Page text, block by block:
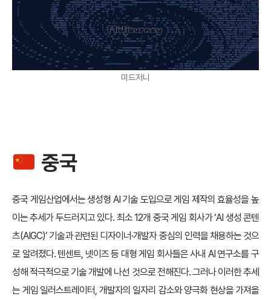
미드저니
중국
중국 게임산업에서는 생성형 AI 기술 도입으로 게임 제작의 효율성을 높
이는 추세가 두드러지고 있다. 최소 12개 중국 게임 회사가 ‘AI 생성 콘텐
츠(AIGC)’ 기술과 관련된 디자이너·개발자 중심의 인력을 채용하는 것으
로 알려졌다. 텐센트, 넷이즈 등 대형 게임 회사들은 사내 AI 연구소를 구
성해 적극적으로 기술 개발에 나선 것으로 전해진다. 그러나 이러한 추세
는 게임 일러스트레이터, 개발자의 일자리 감소와 양극화 현상을 가져올